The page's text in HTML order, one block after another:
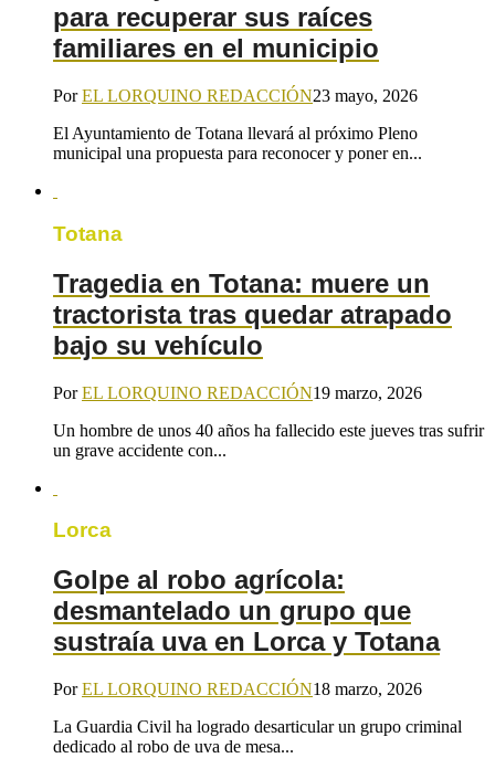
para recuperar sus raíces
familiares en el municipio
PorEL LORQUINO REDACCIÓN23 mayo, 2026
El Ayuntamiento de Totana llevará al próximo Pleno
municipal una propuesta para reconocer y poner en...
Totana
Tragedia en Totana: muere un
tractorista tras quedar atrapado
bajo su vehículo
PorEL LORQUINO REDACCIÓN19 marzo, 2026
Un hombre de unos 40 años ha fallecido este jueves tras sufrir
un grave accidente con...
Lorca
Golpe al robo agrícola:
desmantelado un grupo que
sustraía uva en Lorca y Totana
PorEL LORQUINO REDACCIÓN18 marzo, 2026
La Guardia Civil ha logrado desarticular un grupo criminal
dedicado al robo de uva de mesa...